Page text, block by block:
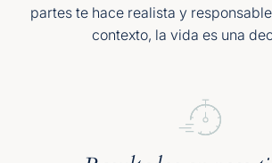
partes te hace realista y
contexto, la vida es una